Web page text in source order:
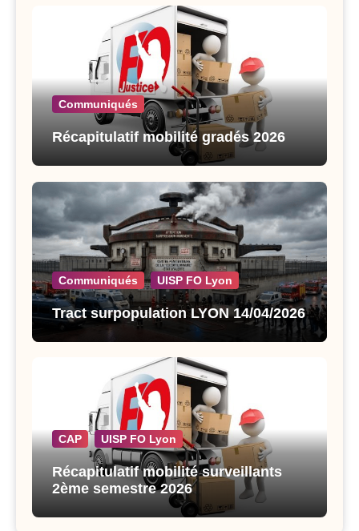
Communiqués
Récapitulatif mobilité gradés 2026
Communiqués UISP FO Lyon
Tract surpopulation LYON 14/04/2026
CAP UISP FO Lyon
Récapitulatif mobilité surveillants
2ème semestre 2026